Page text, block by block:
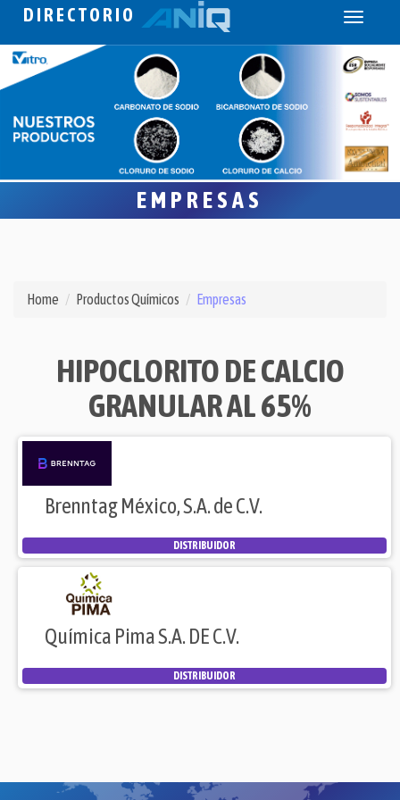
DIRECTORIO
Toggle
EMPRESAS
Home Productos Químicos Empresas
HIPOCLORITO DE CALCIO
GRANULAR AL 65%
Brenntag México, S.A. de C.V.
DISTRIBUIDOR
Química Pima S.A. DE C.V.
DISTRIBUIDOR